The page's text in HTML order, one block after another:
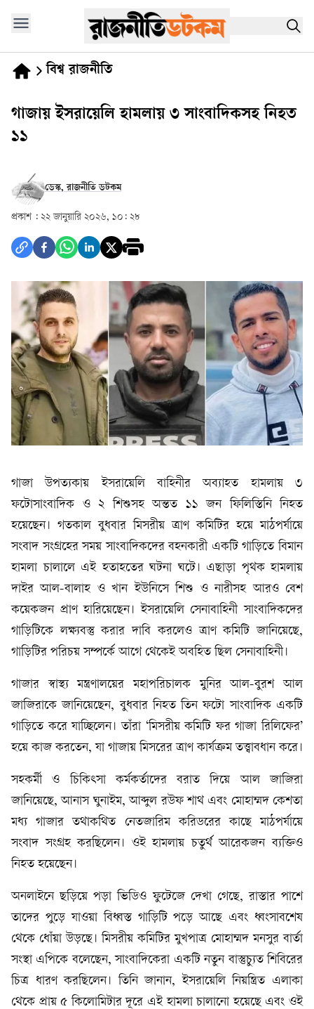
বিশ্ব রাজনীতি
গাজায় ইসরায়েলি হামলায় ৩ সাংবাদিকসহ নিহত
১১
ডেস্ক, রাজনীতি ডটকম
প্রকাশ : ২২ জানুয়ারি ২০২৬, ১০: ২৮
গাজা উপত্যকায় ইসরায়েলি বাহিনীর অব্যাহত হামলায় ৩
ফটোসাংবাদিক ও ২ শিশুসহ অন্তত ১১ জন ফিলিস্তিনি নিহত
হয়েছেন। গতকাল বুধবার মিসরীয় ত্রাণ কমিটির হয়ে মাঠপর্যায়ে
সংবাদ সংগ্রহের সময় সাংবাদিকদের বহনকারী একটি গাড়িতে বিমান
হামলা চালালে এই হতাহতের ঘটনা ঘটে। এছাড়া পৃথক হামলায়
দাইর আল-বালাহ ও খান ইউনিসে শিশু ও নারীসহ আরও বেশ
কয়েকজন প্রাণ হারিয়েছেন। ইসরায়েলি সেনাবাহিনী সাংবাদিকদের
গাড়িটিকে লক্ষ্যবস্তু করার দাবি করলেও ত্রাণ কমিটি জানিয়েছে,
গাড়িটির পরিচয় সম্পর্কে আগে থেকেই অবহিত ছিল সেনাবাহিনী।
গাজার স্বাস্থ্য মন্ত্রণালয়ের মহাপরিচালক মুনির আল-বুরশ আল
জাজিরাকে জানিয়েছেন, বুধবার নিহত তিন ফটো সাংবাদিক একটি
গাড়িতে করে যাচ্ছিলেন। তাঁরা ‘মিসরীয় কমিটি ফর গাজা রিলিফের’
হয়ে কাজ করতেন, যা গাজায় মিসরের ত্রাণ কার্যক্রম তত্ত্বাবধান করে।
সহকর্মী ও চিকিৎসা কর্মকর্তাদের বরাত দিয়ে আল জাজিরা
জানিয়েছে, আনাস ঘুনাইম, আব্দুল রউফ শাথ এবং মোহাম্মদ কেশতা
মধ্য গাজার তথাকথিত নেতজারিম করিডরের কাছে মাঠপর্যায়ে
সংবাদ সংগ্রহ করছিলেন। ওই হামলায় চতুর্থ আরেকজন ব্যক্তিও
নিহত হয়েছেন।
অনলাইনে ছড়িয়ে পড়া ভিডিও ফুটেজে দেখা গেছে, রাস্তার পাশে
তাদের পুড়ে যাওয়া বিধ্বস্ত গাড়িটি পড়ে আছে এবং ধ্বংসাবশেষ
থেকে ধোঁয়া উড়ছে। মিসরীয় কমিটির মুখপাত্র মোহাম্মদ মনসুর বার্তা
সংস্থা এপিকে বলেছেন, সাংবাদিকেরা একটি নতুন বাস্তুচ্যুত শিবিরের
চিত্র ধারণ করছিলেন। তিনি জানান, ইসরায়েলি নিয়ন্ত্রিত এলাকা
থেকে প্রায় ৫ কিলোমিটার দূরে এই হামলা চালানো হয়েছে এবং ওই